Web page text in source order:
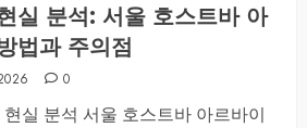
실 분석: 서울 호스트바 아
법과 주의점
0
실 분석 서울 호스트바 아르바이